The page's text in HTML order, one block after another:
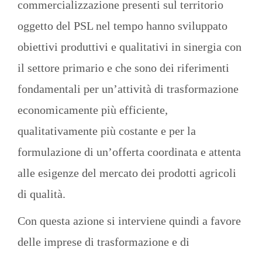
commercializzazione presenti sul territorio
oggetto del PSL nel tempo hanno sviluppato
obiettivi produttivi e qualitativi in sinergia con
il settore primario e che sono dei riferimenti
fondamentali per un’attività di trasformazione
economicamente più efficiente,
qualitativamente più costante e per la
formulazione di un’offerta coordinata e attenta
alle esigenze del mercato dei prodotti agricoli
di qualità.
Con questa azione si interviene quindi a favore
delle imprese di trasformazione e di